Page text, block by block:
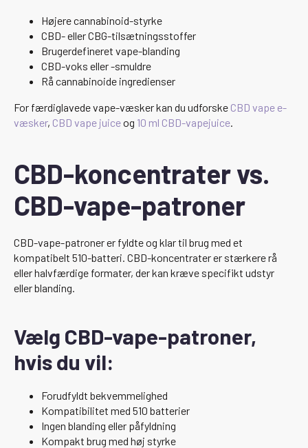
Højere cannabinoid-styrke
CBD- eller CBG-tilsætningsstoffer
Brugerdefineret vape-blanding
CBD-voks eller -smuldre
Rå cannabinoide ingredienser
For færdiglavede vape-væsker kan du udforske CBD vape e-
væsker, CBD vape juiceog 10 ml CBD-vapejuice.
CBD-koncentrater vs.
CBD-vape-patroner
CBD-vape-patroner er fyldte og klar til brug med et
kompatibelt 510-batteri. CBD-koncentrater er stærkere rå
eller halvfærdige formater, der kan kræve specifikt udstyr
eller blanding.
Vælg CBD-vape-patroner,
hvis du vil:
Forudfyldt bekvemmelighed
Kompatibilitet med 510 batterier
Ingen blanding eller påfyldning
Kompakt brug med høj styrke